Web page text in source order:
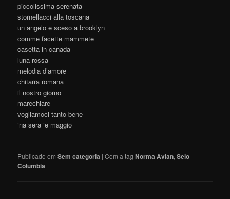
piccolissima serenata
stornellacci alla toscana
un angelo e sceso a brooklyn
comme facette mammete
casetta in canada
luna rossa
melodia d’amore
chitarra romana
il nostro giorno
marechiare
vogliamoci tanto bene
‘na sera ‘e maggio
Publicado em Sem categoria |Com a tagNorma Avian,Selo
Columbia